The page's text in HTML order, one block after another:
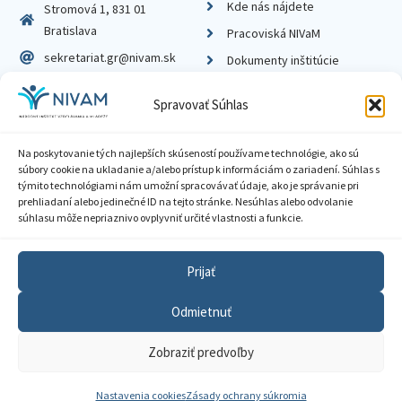
Spravovať Súhlas
Na poskytovanie tých najlepších skúseností používame technológie, ako sú
súbory cookie na ukladanie a/alebo prístup k informáciám o zariadení. Súhlas s
týmito technológiami nám umožní spracovávať údaje, ako je správanie pri
prehliadaní alebo jedinečné ID na tejto stránke. Nesúhlas alebo odvolanie
súhlasu môže nepriaznivo ovplyvniť určité vlastnosti a funkcie.
Prijať
Odmietnuť
Zobraziť predvoľby
Nastavenia cookiesZásady ochrany súkromia
Stromová 1, 831 01
Bratislava
sekretariat.gr@nivam.sk
IČO: 00164348
DIČ: 2020798714
Kde nás nájdete
Pracoviská NIVaM
Dokumenty inštitúcie
© 2026 Národný inštitút vzdelávania a mládeže
Zásady ochrany súkromia
Sprístupnenie informácií
Nastavenia cookies
GDPR